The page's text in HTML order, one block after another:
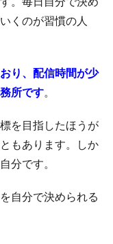
くのが習慣の人
り、配信時間が少
所です。
を目指したほうが
もあります。しか
分です。
自分で決められる